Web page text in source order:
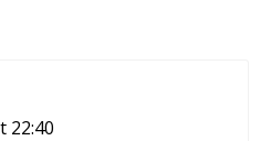
22:40